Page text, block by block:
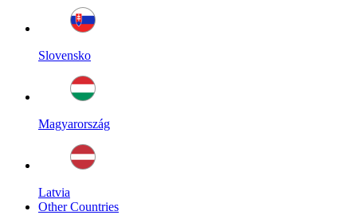
Slovensko
Magyarország
Latvia
Other Countries